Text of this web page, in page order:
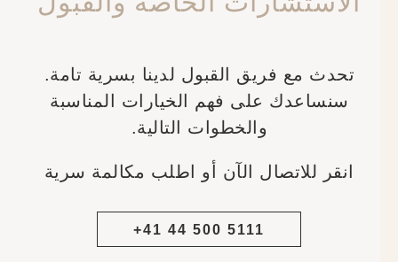
تحدث مع فريق القبول لدينا بسرية تامة.
سنساعدك على فهم الخيارات المناسبة
والخطوات التالية.
انقر للاتصال الآن أو اطلب مكالمة سرية
+41 44 500 5111